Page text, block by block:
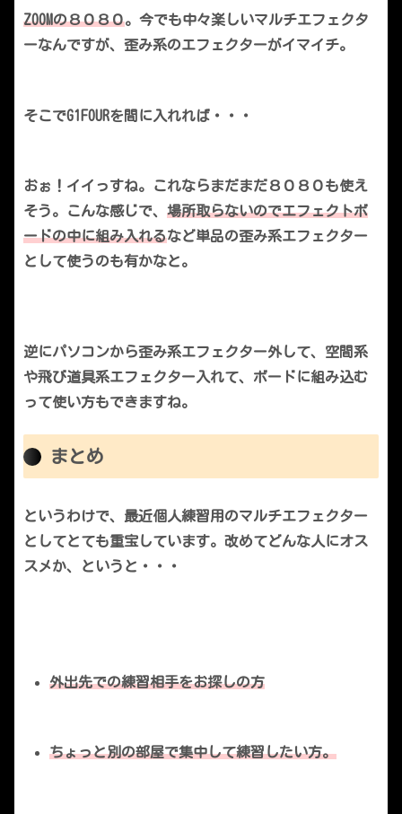
ZOOMの８０８０。今でも中々楽しいマルチエフェクタ
ーなんですが、歪み系のエフェクターがイマイチ。
そこでG1FOURを間に入れれば・・・
おぉ！イイっすね。これならまだまだ８０８０も使え
そう。こんな感じで、 場所取らないのでエフェクトボ
ードの中に組み入れるなど単品の歪み系エフェクター
として使うのも有かなと。
逆にパソコンから歪み系エフェクター外して、空間系
や飛び道具系エフェクター入れて、ボードに組み込む
って使い方もできますね。
まとめ
というわけで、最近個人練習用のマルチエフェクター
としてとても重宝しています。改めてどんな人にオス
スメか、というと・・・
外出先での練習相手をお探しの方
ちょっと別の部屋で集中して練習したい方。